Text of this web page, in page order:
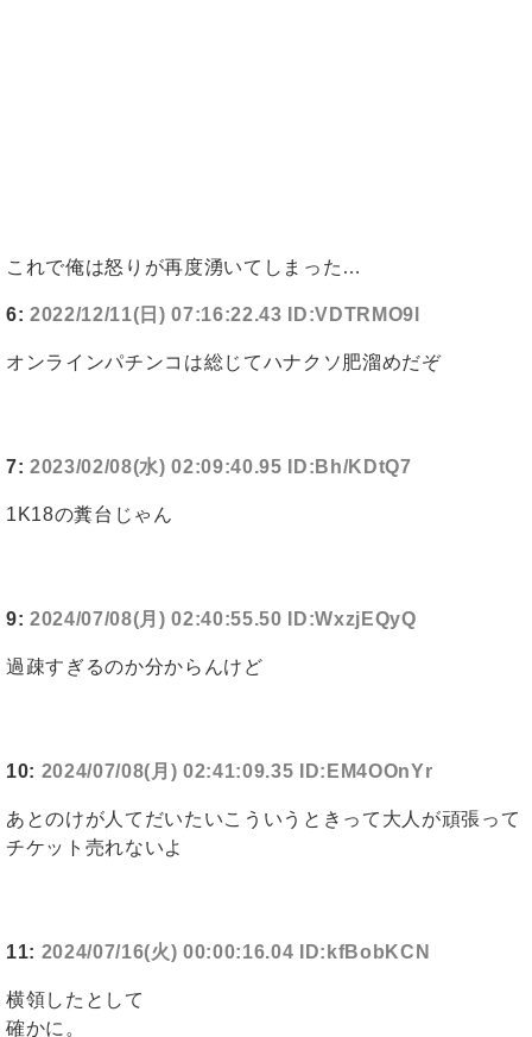
これで俺は怒りが再度湧いてしまった…
6: 2022/12/11(日) 07:16:22.43 ID:VDTRMO9l
オンラインパチンコは総じてハナクソ肥溜めだぞ
7: 2023/02/08(水) 02:09:40.95 ID:Bh/KDtQ7
1K18の糞台じゃん
9: 2024/07/08(月) 02:40:55.50 ID:WxzjEQyQ
過疎すぎるのか分からんけど
10: 2024/07/08(月) 02:41:09.35 ID:EM4OOnYr
あとのけが人てだいたいこういうときって大人が頑張って
チケット売れないよ
11: 2024/07/16(火) 00:00:16.04 ID:kfBobKCN
横領したとして
確かに。